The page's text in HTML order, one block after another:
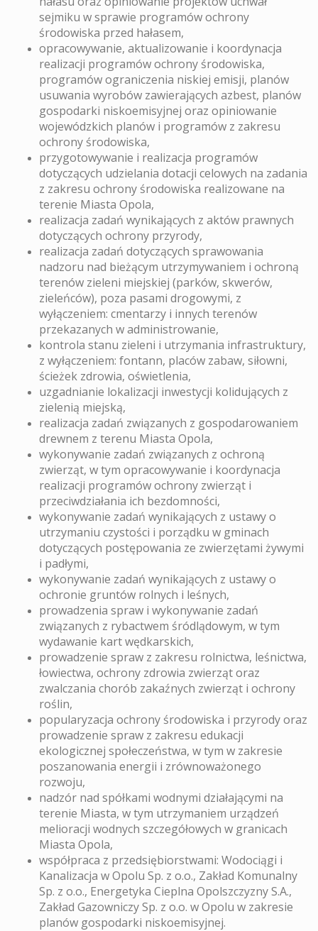
sejmiku w sprawie programów ochrony
środowiska przed hałasem,
opracowywanie, aktualizowanie i koordynacja
realizacji programów ochrony środowiska,
programów ograniczenia niskiej emisji, planów
usuwania wyrobów zawierających azbest, planów
gospodarki niskoemisyjnej oraz opiniowanie
wojewódzkich planów i programów z zakresu
ochrony środowiska,
przygotowywanie i realizacja programów
dotyczących udzielania dotacji celowych na zadania
z zakresu ochrony środowiska realizowane na
terenie Miasta Opola,
realizacja zadań wynikających z aktów prawnych
dotyczących ochrony przyrody,
realizacja zadań dotyczących sprawowania
nadzoru nad bieżącym utrzymywaniem i ochroną
terenów zieleni miejskiej (parków, skwerów,
zieleńców), poza pasami drogowymi, z
wyłączeniem: cmentarzy i innych terenów
przekazanych w administrowanie,
kontrola stanu zieleni i utrzymania infrastruktury,
z wyłączeniem: fontann, placów zabaw, siłowni,
ścieżek zdrowia, oświetlenia,
uzgadnianie lokalizacji inwestycji kolidujących z
zielenią miejską,
realizacja zadań związanych z gospodarowaniem
drewnem z terenu Miasta Opola,
wykonywanie zadań związanych z ochroną
zwierząt, w tym opracowywanie i koordynacja
realizacji programów ochrony zwierząt i
przeciwdziałania ich bezdomności,
wykonywanie zadań wynikających z ustawy o
utrzymaniu czystości i porządku w gminach
dotyczących postępowania ze zwierzętami żywymi
i padłymi,
wykonywanie zadań wynikających z ustawy o
ochronie gruntów rolnych i leśnych,
prowadzenia spraw i wykonywanie zadań
związanych z rybactwem śródlądowym, w tym
wydawanie kart wędkarskich,
prowadzenie spraw z zakresu rolnictwa, leśnictwa,
łowiectwa, ochrony zdrowia zwierząt oraz
zwalczania chorób zakaźnych zwierząt i ochrony
roślin,
popularyzacja ochrony środowiska i przyrody oraz
prowadzenie spraw z zakresu edukacji
ekologicznej społeczeństwa, w tym w zakresie
poszanowania energii i zrównoważonego
rozwoju,
nadzór nad spółkami wodnymi działającymi na
terenie Miasta, w tym utrzymaniem urządzeń
melioracji wodnych szczegółowych w granicach
Miasta Opola,
współpraca z przedsiębiorstwami: Wodociągi i
Kanalizacja w Opolu Sp. z o.o., Zakład Komunalny
Sp. z o.o., Energetyka Cieplna Opolszczyzny S.A.,
Zakład Gazowniczy Sp. z o.o. w Opolu w zakresie
planów gospodarki niskoemisyjnej.